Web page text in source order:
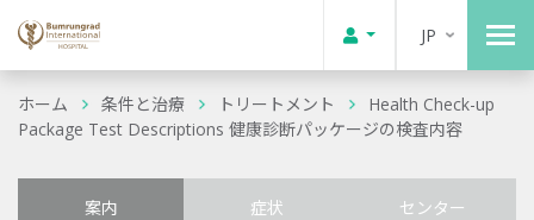
JP
ホーム 条件と治療 トリートメント
Health Check-up
Package Test Descriptions 健康診断パッケージの検査内容
案内 症状 センター